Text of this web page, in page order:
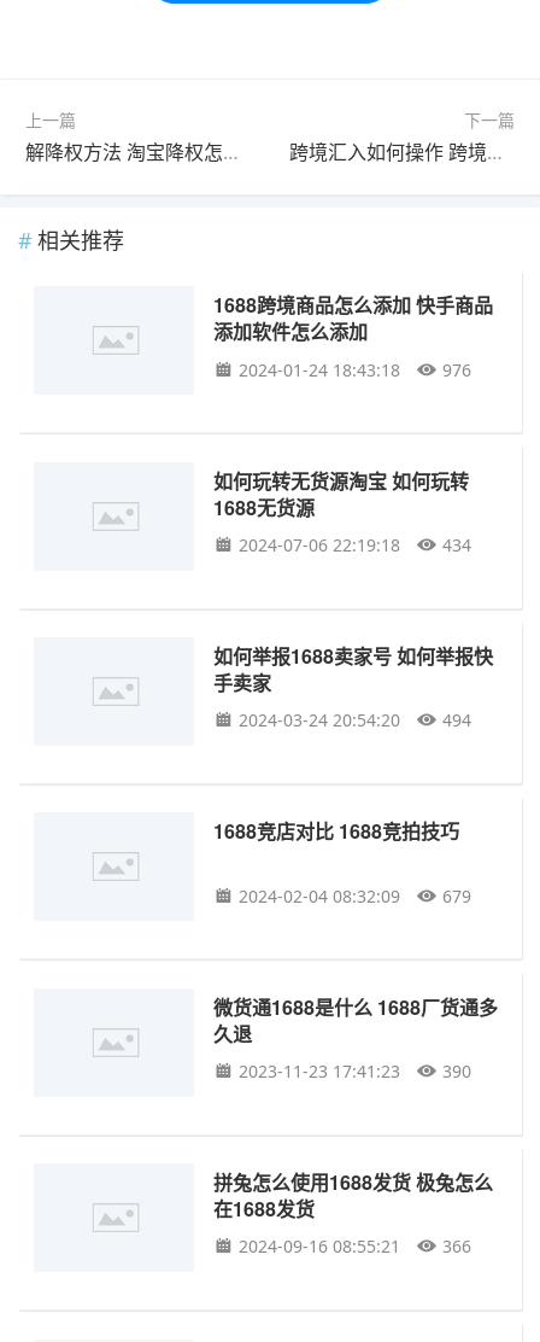
上一篇
解降权方法 淘宝降权怎么解
下一篇
跨境汇入如何操作 跨境电商资金从哪汇入
相关推荐
1688跨境商品怎么添加 快手商品
添加软件怎么添加
2024-01-24 18:43:18 976
如何玩转无货源淘宝 如何玩转
1688无货源
2024-07-06 22:19:18 434
如何举报1688卖家号 如何举报快
手卖家
2024-03-24 20:54:20 494
1688竞店对比 1688竞拍技巧
2024-02-04 08:32:09 679
微货通1688是什么 1688厂货通多
久退
2023-11-23 17:41:23 390
拼兔怎么使用1688发货 极兔怎么
在1688发货
2024-09-16 08:55:21 366